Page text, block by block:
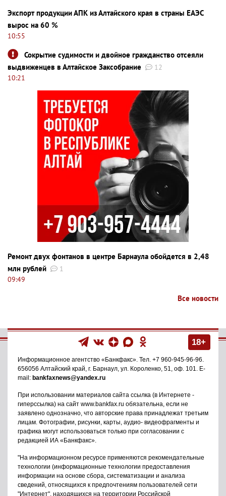
Экспорт продукции АПК из Алтайского края в страны ЕАЭС
вырос на 60 %
10:55
Сокрытие судимости и двойное гражданство отсеяли
выдвиженцев в Алтайское Заксобрание
12
10:21
Ремонт двух фонтанов в центре Барнаула обойдется в 2,48
млн рублей
1
09:49
Все новости
18+
Информационное агентство «Банкфакс». Тел. +7 960-945-96-96.
656056 Алтайский край, г. Барнаул, ул. Короленко, 51, оф. 101. E-
mail: bankfaxnews@yandex.ru
При использовании материалов сайта ссылка (в Интернете -
гиперссылка) на сайт www.bankfax.ru обязательна, если не
заявлено однозначно, что авторские права принадлежат третьим
лицам. Фотографии, рисунки, карты, аудио- видеофрагменты и
графика могут использоваться только при согласовании с
редакцией ИА «Банкфакс».
"На информационном ресурсе применяются рекомендательные
технологии (информационные технологии предоставления
информации на основе сбора, систематизации и анализа
сведений, относящихся к предпочтениям пользователей сети
"Интернет", находящихся на территории Российской